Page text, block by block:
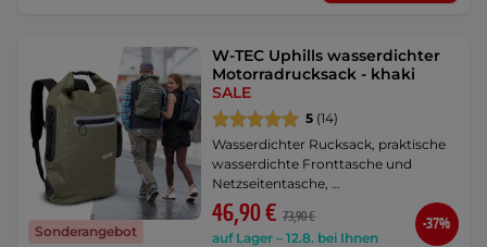
Sonderangebot
W-TEC Uphills wasserdichter
Motorradrucksack - khaki
SALE
5 (14)
Wasserdichter Rucksack, praktische
wasserdichte Fronttasche und
Netzseitentasche, …
46,90 € 73,90 €
auf Lager – 12.8. bei Ihnen
-37%